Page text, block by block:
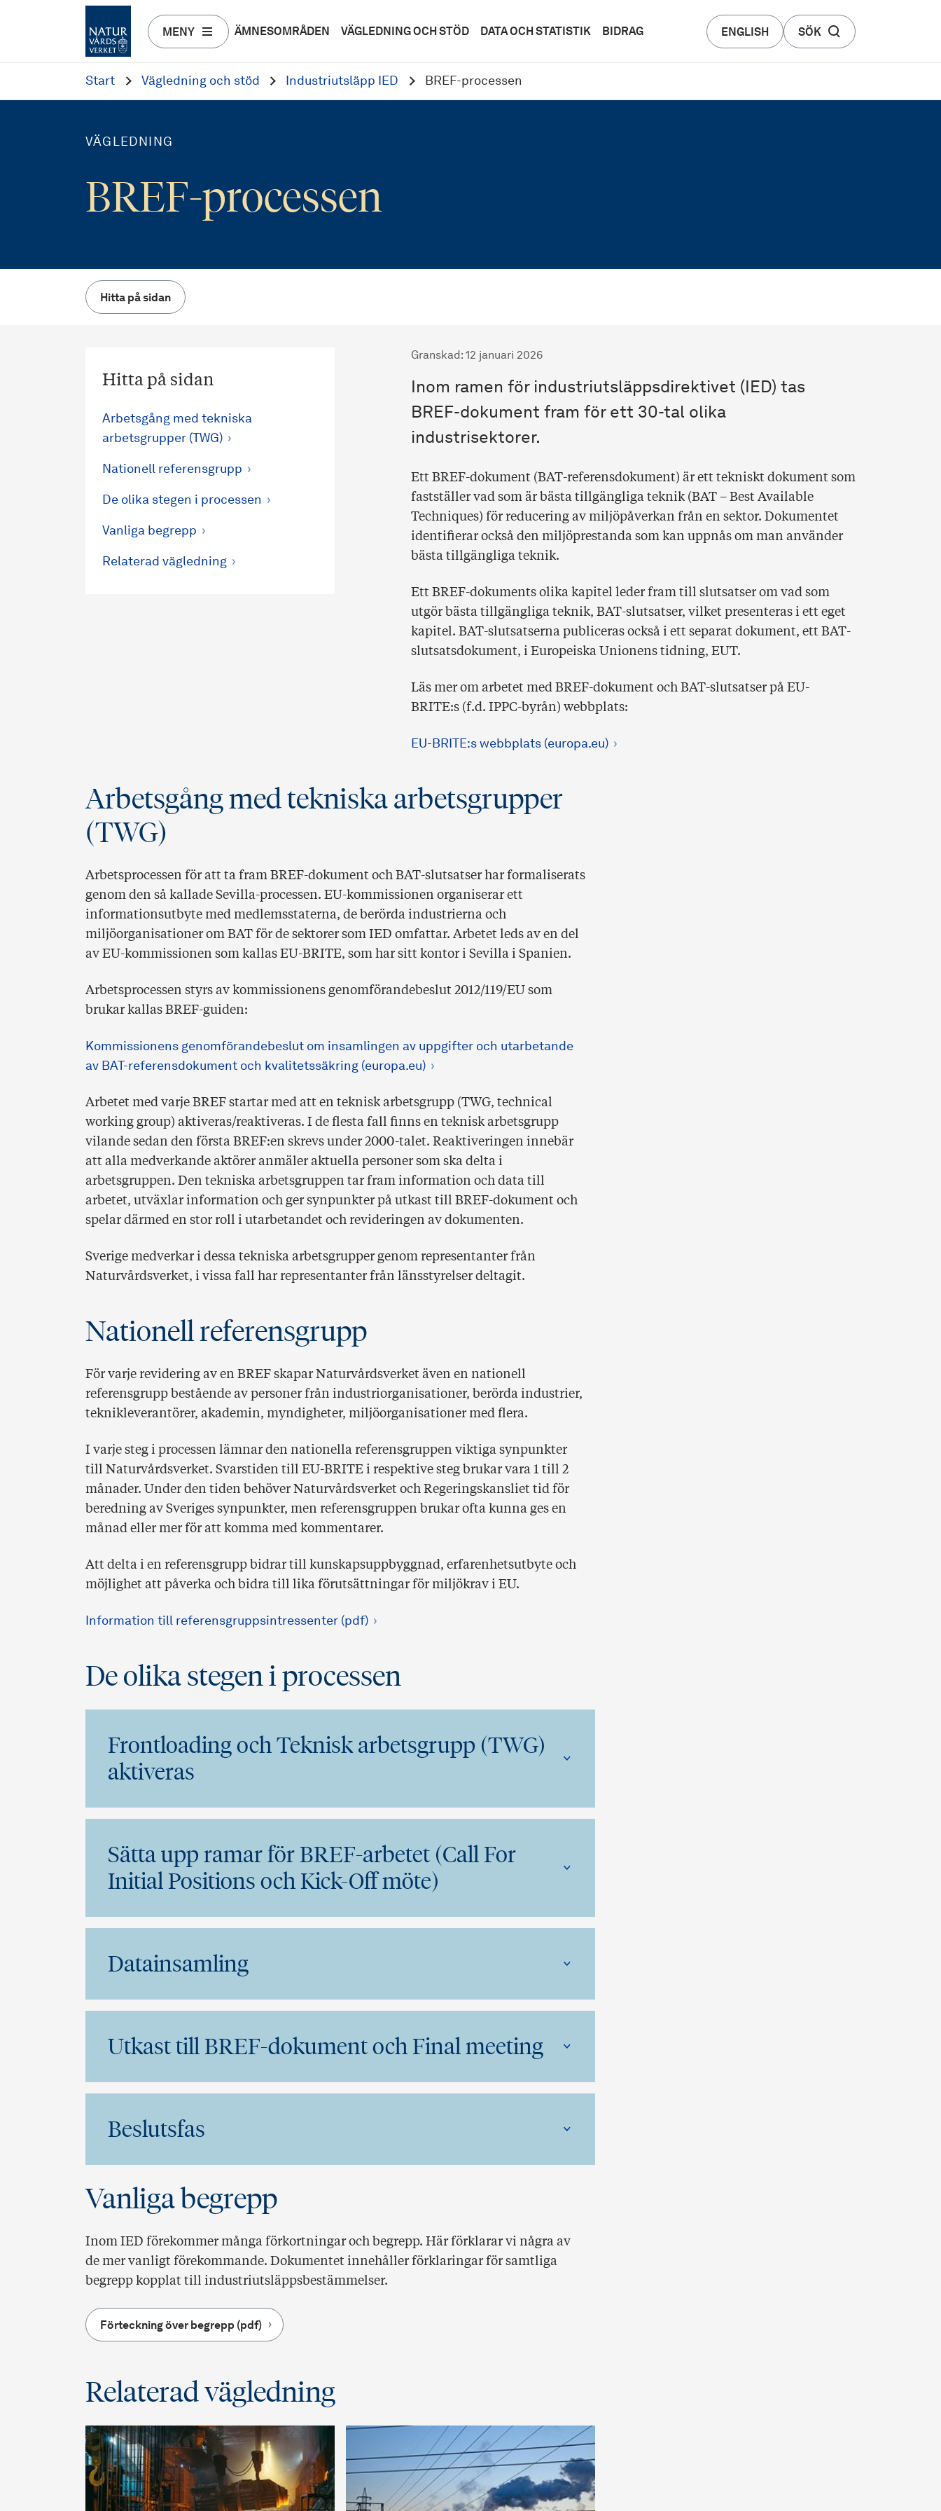
MENY ÄMNESOMRÅDEN VÄGLEDNING OCH STÖD DATA OCH STATISTIK BIDRAG ENGLISH SÖK
Start Vägledning och stöd Industriutsläpp IED BREF-processen
VÄGLEDNING
BREF-processen
Hitta på sidan
Hitta på sidan
Arbetsgång med tekniska
arbetsgrupper (TWG)
Nationell referensgrupp
De olika stegen i processen
Vanliga begrepp
Relaterad vägledning
Granskad : 12 januari 2026
Inom ramen för industriutsläppsdirektivet (IED) tas
BREF-dokument fram för ett 30-tal olika
industrisektorer.
Ett BREF-dokument (BAT-referensdokument) är ett tekniskt dokument som
fastställer vad som är bästa tillgängliga teknik (BAT – Best Available
Techniques) för reducering av miljöpåverkan från en sektor. Dokumentet
identifierar också den miljöprestanda som kan uppnås om man använder
bästa tillgängliga teknik.
Ett BREF-dokuments olika kapitel leder fram till slutsatser om vad som
utgör bästa tillgängliga teknik, BAT-slutsatser, vilket presenteras i ett eget
kapitel. BAT-slutsatserna publiceras också i ett separat dokument, ett BAT-
slutsatsdokument, i Europeiska Unionens tidning, EUT.
Läs mer om arbetet med BREF-dokument och BAT-slutsatser på EU-
BRITE:s (f.d. IPPC-byrån) webbplats:
EU-BRITE:s webbplats (europa.eu)
Arbetsgång med tekniska arbetsgrupper
(TWG)
Arbetsprocessen för att ta fram BREF-dokument och BAT-slutsatser har formaliserats
genom den så kallade Sevilla-processen. EU-kommissionen organiserar ett
informationsutbyte med medlemsstaterna, de berörda industrierna och
miljöorganisationer om BAT för de sektorer som IED omfattar. Arbetet leds av en del
av EU-kommissionen som kallas EU-BRITE, som har sitt kontor i Sevilla i Spanien.
Arbetsprocessen styrs av kommissionens genomförandebeslut 2012/119/EU som
brukar kallas BREF-guiden:
Kommissionens genomförandebeslut om insamlingen av uppgifter och utarbetande
av BAT-referensdokument och kvalitetssäkring (europa.eu)
Arbetet med varje BREF startar med att en teknisk arbetsgrupp (TWG, technical
working group) aktiveras/reaktiveras. I de flesta fall finns en teknisk arbetsgrupp
vilande sedan den första BREF:en skrevs under 2000-talet. Reaktiveringen innebär
att alla medverkande aktörer anmäler aktuella personer som ska delta i
arbetsgruppen. Den tekniska arbetsgruppen tar fram information och data till
arbetet, utväxlar information och ger synpunkter på utkast till BREF-dokument och
spelar därmed en stor roll i utarbetandet och revideringen av dokumenten.
Sverige medverkar i dessa tekniska arbetsgrupper genom representanter från
Naturvårdsverket, i vissa fall har representanter från länsstyrelser deltagit.
Nationell referensgrupp
För varje revidering av en BREF skapar Naturvårdsverket även en nationell
referensgrupp bestående av personer från industriorganisationer, berörda industrier,
teknikleverantörer, akademin, myndigheter, miljöorganisationer med flera.
I varje steg i processen lämnar den nationella referensgruppen viktiga synpunkter
till Naturvårdsverket. Svarstiden till EU-BRITE i respektive steg brukar vara 1 till 2
månader. Under den tiden behöver Naturvårdsverket och Regeringskansliet tid för
beredning av Sveriges synpunkter, men referensgruppen brukar ofta kunna ges en
månad eller mer för att komma med kommentarer.
Att delta i en referensgrupp bidrar till kunskapsuppbyggnad, erfarenhetsutbyte och
möjlighet att påverka och bidra till lika förutsättningar för miljökrav i EU.
Information till referensgruppsintressenter (pdf)
De olika stegen i processen
Frontloading och Teknisk arbetsgrupp (TWG)
aktiveras
Sätta upp ramar för BREF-arbetet (Call For
Initial Positions och Kick-Off möte)
Datainsamling
Utkast till BREF-dokument och Final meeting
Beslutsfas
Vanliga begrepp
Inom IED förekommer många förkortningar och begrepp. Här förklarar vi några av
de mer vanligt förekommande. Dokumentet innehåller förklaringar för samtliga
begrepp kopplat till industriutsläppsbestämmelser.
Förteckning över begrepp (pdf)
Relaterad vägledning